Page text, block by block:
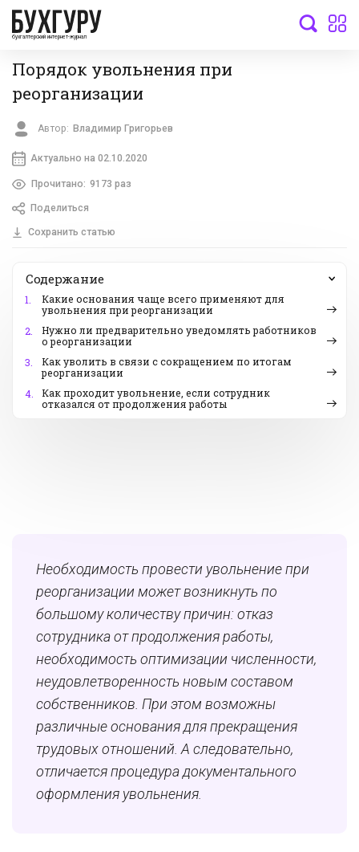
бухгалтерский интернет-журнал
Порядок увольнения при
реорганизации
Автор: Владимир Григорьев
Актуально на 02.10.2020
Прочитано: 9173 раз
Поделиться
Сохранить статью
Содержание
1.
Какие основания чаще всего применяют для
увольнения при реорганизации
2.
Нужно ли предварительно уведомлять работников
о реорганизации
3.
Как уволить в связи с сокращением по итогам
реорганизации
4.
Как проходит увольнение, если сотрудник
отказался от продолжения работы
Необходимость провести увольнение при
реорганизации может возникнуть по
большому количеству причин: отказ
сотрудника от продолжения работы,
необходимость оптимизации численности,
неудовлетворенность новым составом
собственников. При этом возможны
различные основания для прекращения
трудовых отношений. А следовательно,
отличается процедура документального
оформления увольнения.